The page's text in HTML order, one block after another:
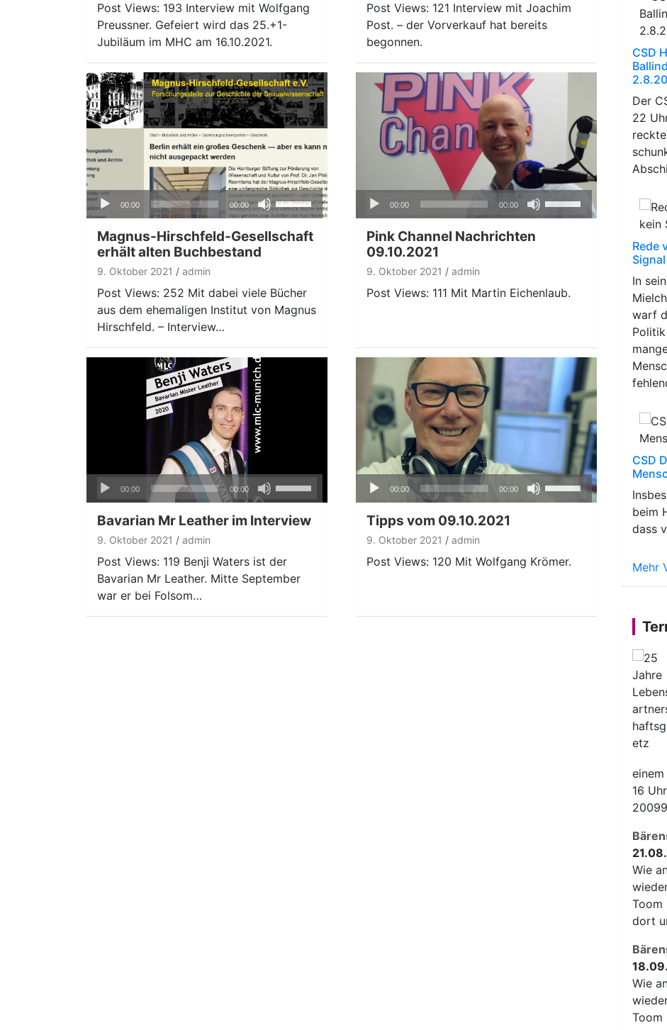
zu
regeln.
Post Views: 193 Interview mit Wolfgang
Preussner. Gefeiert wird das 25.+1-
Jubiläum im MHC am 16.10.2021.
zu
regeln.
Post Views: 121 Interview mit Joachim
Post. – der Vorverkauf hat bereits
begonnen.
Audio-
Player
00:00 00:00
Pfeiltasten
Hoch/Runter
benutzen,
zu
regeln.
Magnus-Hirschfeld-Gesellschaft
erhält alten Buchbestand
9. Oktober 2021 admin
Post Views: 252 Mit dabei viele Bücher
aus dem ehemaligen Institut von Magnus
Hirschfeld. – Interview…
Audio-
00:00 00:00
Pfeiltasten
Hoch/Runter
zu
Pink Channel Nachrichten
09.10.2021
9. Oktober 2021 admin
Post Views: 111 Mit Martin Eichenlaub.
Audio-
Player
00:00 00:00
benutzen,
Lautstärke
zu
Bavarian Mr Leather im Interview
9. Oktober 2021 admin
Post Views: 119 Benji Waters ist der
Bavarian Mr Leather. Mitte September
war er bei Folsom…
Audio-
Player
00:00 00:00
Pfeiltasten
Lautstärke
Tipps vom 09.10.2021
9. Oktober 2021 admin
Post Views: 120 Mit Wolfgang Krömer.
CSD
Der
22
Rede
In
warf
CSD
beim
dass
Mehr
16
Wie
Toom
dort
Wie
Toom